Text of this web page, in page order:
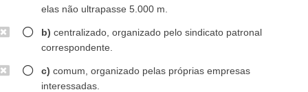
elas não ultrapasse 5.000 m.
b) centralizado, organizado pelo sindicato patronal
correspondente.
c) comum, organizado pelas próprias empresas
interessadas.